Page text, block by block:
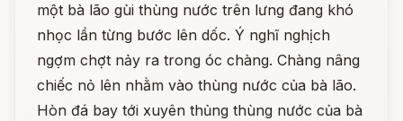
một bà lão gùi thùng nước trên lưng đang khó
nhọc lần từng bước lên dốc. Ý nghĩ nghịch
ngợm chợt nảy ra trong óc chàng. Chàng nâng
chiếc nỏ lên nhằm vào thùng nước của bà lão.
Hòn đá bay tới xuyên thủng thùng nước của bà